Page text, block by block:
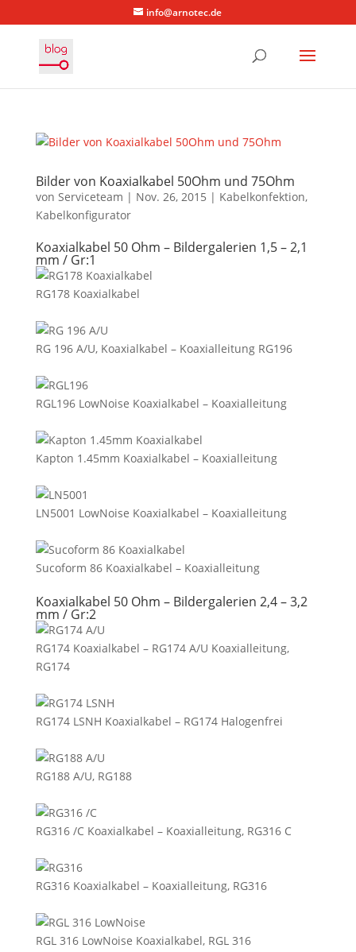
info@arnotec.de
Bilder von Koaxialkabel 50Ohm und 75Ohm
von Serviceteam | Nov. 26, 2015 | Kabelkonfektion,
Kabelkonfigurator
Koaxialkabel 50 Ohm – Bildergalerien 1,5 – 2,1
mm / Gr:1
RG178 Koaxialkabel
RG 196 A/U, Koaxialkabel – Koaxialleitung RG196
RGL196 LowNoise Koaxialkabel – Koaxialleitung
Kapton 1.45mm Koaxialkabel – Koaxialleitung
LN5001 LowNoise Koaxialkabel – Koaxialleitung
Sucoform 86 Koaxialkabel – Koaxialleitung
Koaxialkabel 50 Ohm – Bildergalerien 2,4 – 3,2
mm / Gr:2
RG174 Koaxialkabel – RG174 A/U Koaxialleitung,
RG174
RG174 LSNH Koaxialkabel – RG174 Halogenfrei
RG188 A/U, RG188
RG316 /C Koaxialkabel – Koaxialleitung, RG316 C
RG316 Koaxialkabel – Koaxialleitung, RG316
RGL 316 LowNoise Koaxialkabel, RGL 316